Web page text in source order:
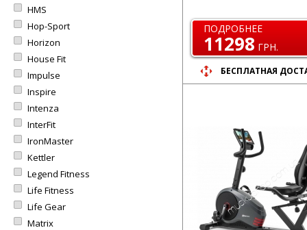
HMS
Hop-Sport
Horizon
House Fit
Impulse
Inspire
Intenza
InterFit
IronMaster
Kettler
Legend Fitness
Life Fitness
Life Gear
Matrix
ПОДРОБНЕЕ
11298 ГРН.
БЕСПЛАТНАЯ